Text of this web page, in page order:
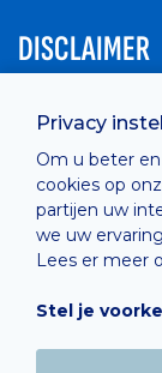
Privacy
Om u beter
cookies op
partijen uw
we uw
Lees er meer
Stel je
DISCLAIMER
Privacy Policy
Cashless
Cookie Policy
Hosted by